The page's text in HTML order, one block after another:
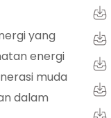
yang
energi
muda
dalam